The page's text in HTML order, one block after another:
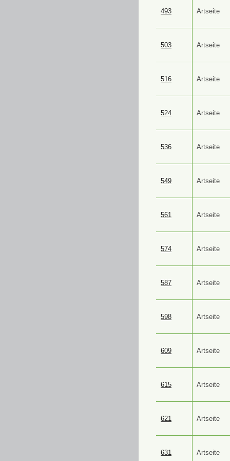
493 Artseite
503 Artseite
516 Artseite
524 Artseite
536 Artseite
549 Artseite
561 Artseite
574 Artseite
587 Artseite
598 Artseite
609 Artseite
615 Artseite
621 Artseite
631 Artseite